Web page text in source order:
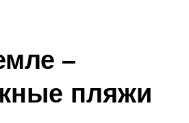
–
пляжи